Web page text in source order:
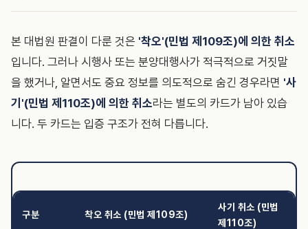
본 대법원 판결이 다룬 것은 '착오'(민법 제109조)에 의한 취소
입니다. 그러나 시행사 또는 분양대행사가 적극적으로 거짓말
을 했거나, 알면서도 중요 정보를 의도적으로 숨긴 경우라면 '사
기'(민법 제110조)에 의한 취소라는 별도의 카드가 남아 있습
니다. 두 카드는 입증 구조가 전혀 다릅니다.
구분 착오 취소 (민법 제109조)
사기 취소 (민법
제110조)